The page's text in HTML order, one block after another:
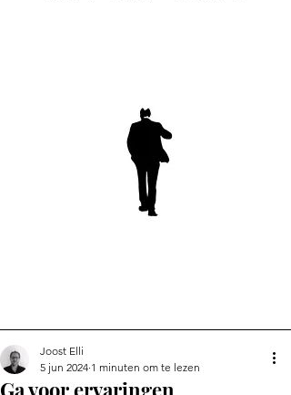
Ga voor ervaringen
Joost Elli
5 jun 2024 1 minuten om te lezen